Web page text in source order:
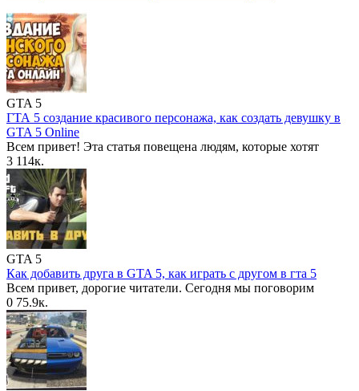
GTA 5
ГТА 5 создание красивого персонажа, как создать девушку в
GTA 5 Online
Всем привет! Эта статья повещена людям, которые хотят
3 114к.
GTA 5
Как добавить друга в GTA 5, как играть с другом в гта 5
Всем привет, дорогие читатели. Сегодня мы поговорим
0 75.9к.